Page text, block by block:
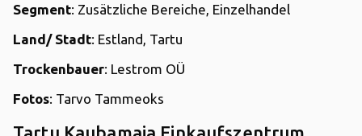
Segment: Zusätzliche Bereiche, Einzelhandel
Land/ Stadt: Estland, Tartu
Trockenbauer: Lestrom OÜ
Fotos: Tarvo Tammeoks